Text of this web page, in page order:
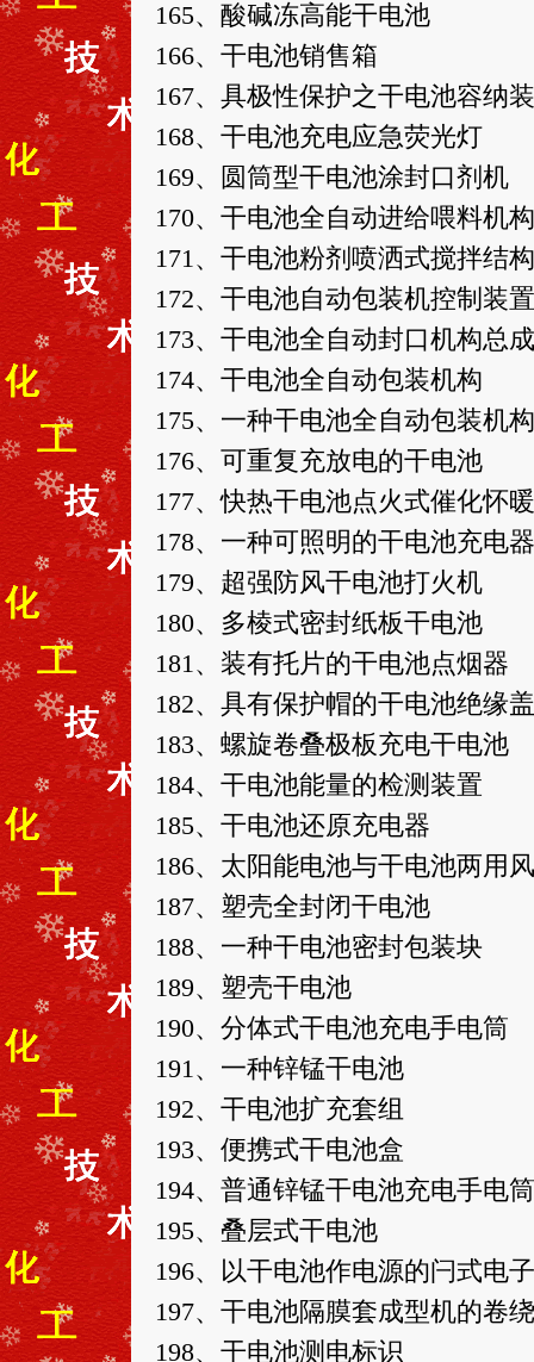
165、酸碱冻高能干电池
166、干电池销售箱
167、具极性保护之干电池容纳
168、干电池充电应急荧光灯
169、圆筒型干电池涂封口剂机
170、干电池全自动进给喂料机构
171、干电池粉剂喷洒式搅拌结构
172、干电池自动包装机控制装置
173、干电池全自动封口机构总成
174、干电池全自动包装机构
175、一种干电池全自动包装机构
176、可重复充放电的干电池
177、快热干电池点火式催化怀
178、一种可照明的干电池充电器
179、超强防风干电池打火机
180、多棱式密封纸板干电池
181、装有托片的干电池点烟器
182、具有保护帽的干电池绝缘盖
183、螺旋卷叠极板充电干电池
184、干电池能量的检测装置
185、干电池还原充电器
186、太阳能电池与干电池两用
187、塑壳全封闭干电池
188、一种干电池密封包装块
189、塑壳干电池
190、分体式干电池充电手电筒
191、一种锌锰干电池
192、干电池扩充套组
193、便携式干电池盒
194、普通锌锰干电池充电手电筒
195、叠层式干电池
196、以干电池作电源的闩式电
197、干电池隔膜套成型机的卷
198、干电池测电标识